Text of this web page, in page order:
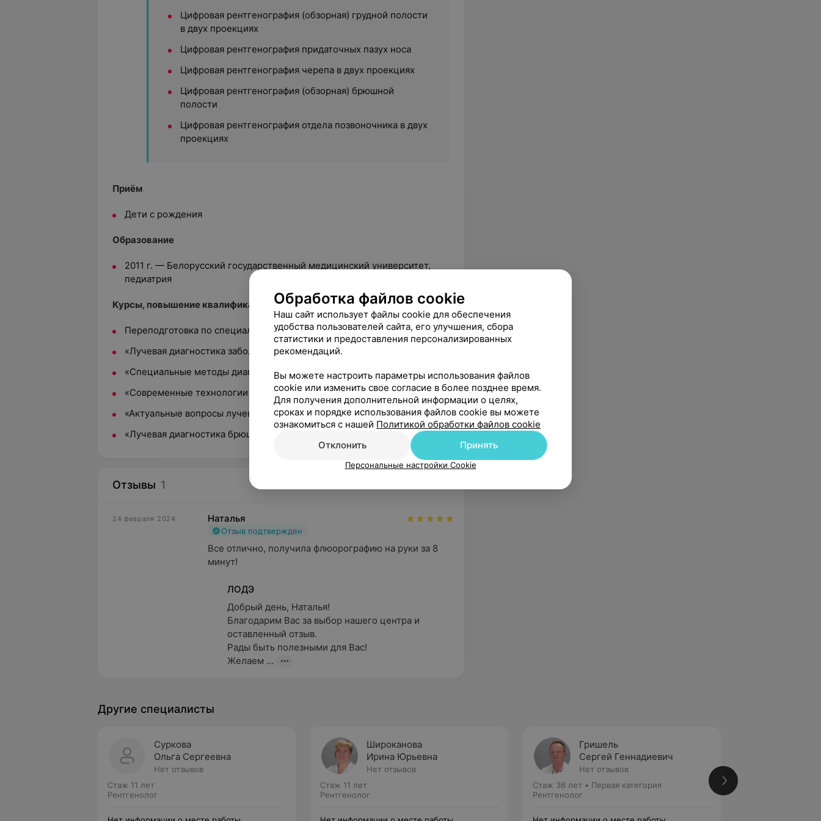
Цифровая рентгенография (обзорная) грудной полости
в двух проекциях
Цифровая рентгенография придаточных пазух носа
Цифровая рентгенография черепа в двух проекциях
Цифровая рентгенография (обзорная) брюшной
полости
Цифровая рентгенография отдела позвоночника в двух
проекциях
Приём
Дети с рождения
Образование
2011 г. — Белорусский государственный медицинский университет,
педиатрия
Курсы, повышение квалификации:
Переподготовка по специальности «Ультразвуковая диагностика»
«Лучевая диагностика заболеваний внутренних органов и скелета»
«Специальные методы диагностики в хирургии детского возраста»
«Современные технологии лучевой диагностики»
«Актуальные вопросы лучевой диагностики: настоящее и будущее»
«Лучевая диагностика брюшной полости»
Отзывы 1
24 февраля 2024 Наталья
Отзыв подтвержден
Все отлично, получила флюорографию на руки за 8
минут!
ЛОДЭ
Добрый день, Наталья!
Благодарим Вас за выбор нашего центра и
оставленный отзыв.
Рады быть полезными для Вас!
Желаем ...
Другие специалисты
Суркова
Ольга Сергеевна
Нет отзывов
Стаж 11 лет
Рентгенолог
Широканова
Ирина Юрьевна
Нет отзывов
Стаж 11 лет
Рентгенолог
Гришель
Сергей Геннадиевич
Нет отзывов
Стаж 36 лет • Первая категория
Рентгенолог
Обработка файлов cookie
Наш сайт использует файлы cookie для обеспечения
удобства пользователей сайта, его улучшения, сбора
статистики и предоставления персонализированных
рекомендаций.
Вы можете настроить параметры использования файлов
cookie или изменить свое согласие в более позднее время.
Для получения дополнительной информации о целях,
сроках и порядке использования файлов cookie вы можете
ознакомиться с нашей Политикой обработки файлов cookie
Отклонить
Принять
Персональные настройки Cookie